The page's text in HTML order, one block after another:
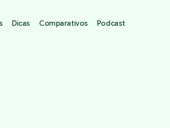
Dicas Comparativos Podcast